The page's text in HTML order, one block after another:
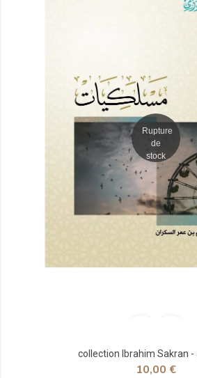
Rupture
de
stock
10,00 €